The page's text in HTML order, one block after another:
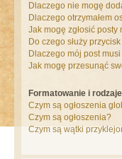
Dlaczego nie mogę
Dlaczego otrzymałem
Jak mogę zgłosić
Do czego służy
Dlaczego mój post
Jak mogę przesunąć
Formatowanie i
Czym są ogłoszenia
Czym są ogłoszenia?
Czym są wątki